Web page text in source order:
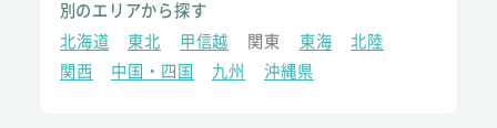
別のエリアから探す
北海道
東北 甲信越 関東 東海
北陸
関西
中国・四国 九州 沖縄県